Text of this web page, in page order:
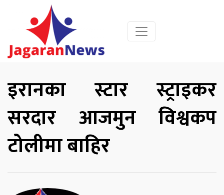
इरानका स्टार स्ट्राइकर
सरदार आजमुन विश्वकप
टोलीमा बाहिर